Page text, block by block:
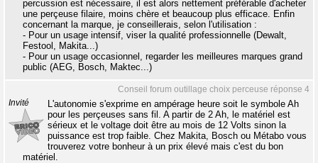
percussion est nécessaire, il est alors nettement préférable d'acheter
une perçeuse filaire, moins chère et beaucoup plus efficace. Enfin
concernant la marque, je conseillerais, selon l'utilisation :
- Pour un usage intensif, viser la qualité professionnelle (Dewalt,
Festool, Makita...)
- Pour un usage occasionnel, regarder les meilleures marques grand
public (AEG, Bosch, Maktec...)
Conseil forum outillage choix perceuse réponse 4
Invité
L'autonomie s'exprime en ampérage heure soit le symbole Ah
pour les perçeuses sans fil. A partir de 2 Ah, le matériel est
sérieux et le voltage doit être au mois de 12 Volts sinon la
puissance est trop faible. Chez Makita, Bosch ou Métabo vous
trouverez votre bonheur à un prix élevé mais c'est du bon
matériel.